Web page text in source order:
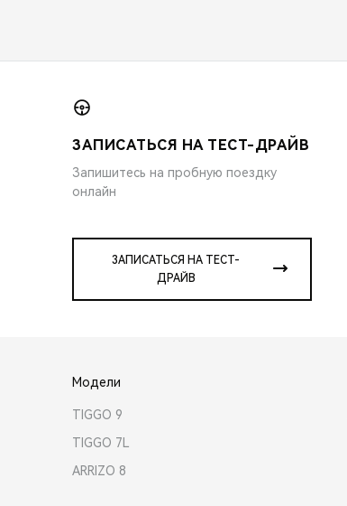
ЗАПИСАТЬСЯ НА ТЕСТ-ДРАЙВ
Запишитесь на пробную поездку
онлайн
ЗАПИСАТЬСЯ НА ТЕСТ-
ДРАЙВ
Модели
TIGGO 9
TIGGO 7L
ARRIZO 8